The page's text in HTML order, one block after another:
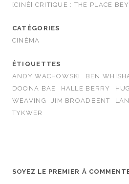
[CINÉ] CRITIQUE : THE PLACE
CATÉGORIES
CINÉMA
ÉTIQUETTES
ANDY WACHOWSKI
BEN
DOONA BAE
HALLE BERRY
WEAVING
JIM BROADBENT
TYKWER
SOYEZ LE PREMIER À